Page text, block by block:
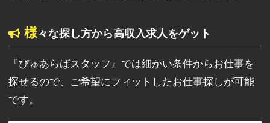
様々な探し方から高収入求人をゲット
『ぴゅあらばスタッフ』では細かい条件からお仕事を
探せるので、ご希望にフィットしたお仕事探しが可能
です。